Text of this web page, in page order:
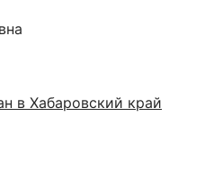
в Хабаровский край